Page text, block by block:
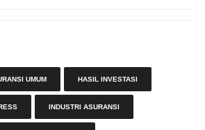
UMUM HASIL INVESTASI
INDUSTRI ASURANSI